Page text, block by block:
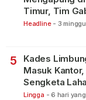
Timur, Tim
Lakukan
Headline - 3
5
Kades
Masuk
Sengketa
Warga
Lingga - 6 hari